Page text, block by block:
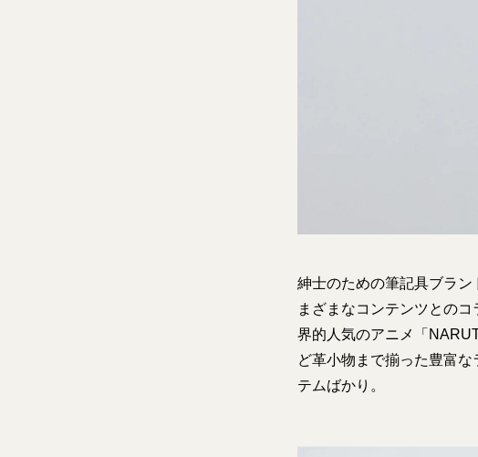
紳士のための筆記具ブラ
まざまなコンテンツとの
界的人気のアニメ「
ど革小物まで揃った豊富
テムばかり。